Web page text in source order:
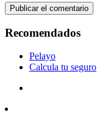
Recomendados
Pelayo
Calcula tu seguro